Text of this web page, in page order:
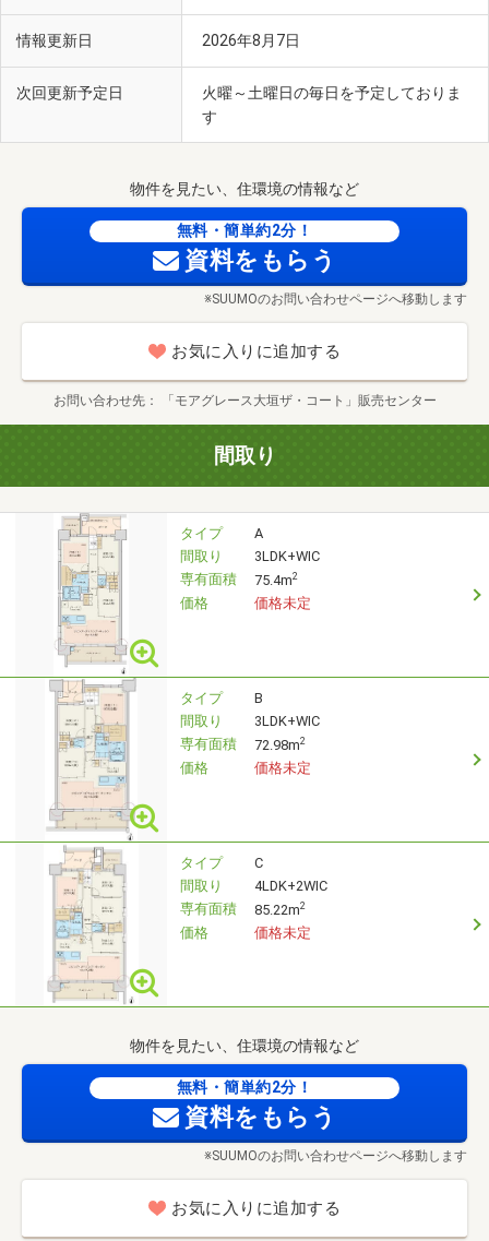
情報更新日 2026年8月7日
次回更新予定日
火曜～土曜日の毎日を予定しておりま
す
物件を見たい、住環境の情報など
無料・簡単約2分！
資料をもらう
※SUUMOのお問い合わせページへ移動します
お気に入りに追加する
お問い合わせ先 「モアグレース大垣ザ・コート」販売センター
間取り
タイプ
A
間取り
3LDK+WIC
専有面積
75.4m2
価格 価格未定
タイプ
B
間取り
3LDK+WIC
専有面積
72.98m2
価格 価格未定
タイプ
C
間取り
4LDK+2WIC
専有面積
85.22m2
価格 価格未定
物件を見たい、住環境の情報など
無料・簡単約2分！
資料をもらう
※SUUMOのお問い合わせページへ移動します
お気に入りに追加する